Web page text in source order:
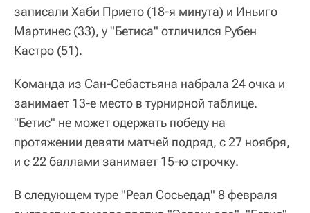
записали Хаби Прието (18-я минута) и Иньиго
Мартинес (33), у "Бетиса" отличился Рубен
Кастро (51).
Команда из Сан-Себастьяна набрала 24 очка и
занимает 13-е место в турнирной таблице.
"Бетис" не может одержать победу на
протяжении девяти матчей подряд, с 27 ноября,
и с 22 баллами занимает 15-ю строчку.
В следующем туре "Реал Сосьедад" 8 февраля